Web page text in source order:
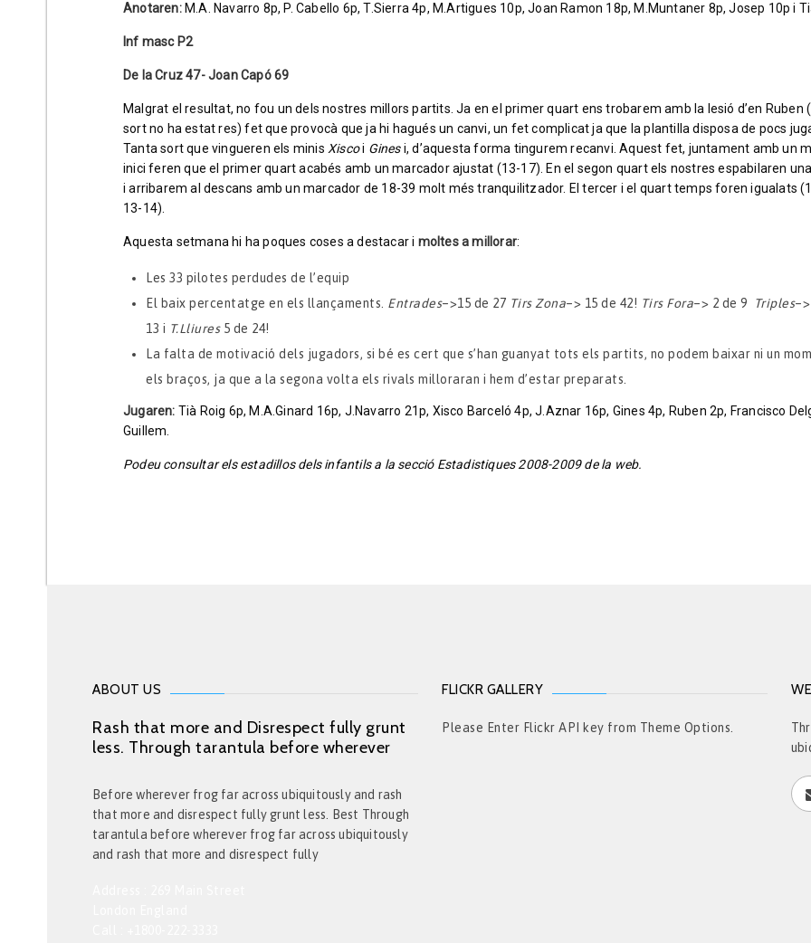
Anotaren:M.A. Navarro 8p, P. Cabello 6p, T.Sierra 4p, M.Artigues 10p, Joan Ramon 18p, M.Muntaner 8p, Josep 10p i
Inf masc P2
De la Cruz 47- Joan Capó 69
Malgrat el resultat, no fou un dels nostres millors partits. Ja en el primer quart ens trobarem amb la lesió d’en Ruben
sort no ha estat res) fet que provocà que ja hi hagués un canvi, un fet complicat ja que la plantilla disposa de pocs
Tanta sort que vingueren els minis Xiscoi Ginesi, d’aquesta forma tingurem recanvi. Aquest fet, juntament amb un
inici feren que el primer quart acabés amb un marcador ajustat (13-17). En el segon quart els nostres espabilaren
i arribarem al descans amb un marcador de 18-39 molt més tranquilitzador. El tercer i el quart temps foren igualats
13-14).
Aquesta setmana hi ha poques coses a destacar i moltes a millorar:
Les 33 pilotes perdudes de l’equip
El baix percentatge en els llançaments. Entrades–>15 de 27 Tirs Zona–> 15 de 42! Tirs Fora–> 2 de 9 Triples
13 i T.Lliures5 de 24!
La falta de motivació dels jugadors, si bé es cert que s’han guanyat tots els partits, no podem baixar ni un
els braços, ja que a la segona volta els rivals milloraran i hem d’estar preparats.
Jugaren: Tià Roig 6p, M.A.Ginard 16p, J.Navarro 21p, Xisco Barceló 4p, J.Aznar 16p, Gines 4p, Ruben 2p, Francisco
Guillem.
Podeu consultar els estadillos dels infantils a la secció Estadistiques 2008-2009 de la web.
ABOUT US
Rash that more and Disrespect fully grunt
less. Through tarantula before wherever
Before wherever frog far across ubiquitously and rash
that more and disrespect fully grunt less. Best Through
tarantula before wherever frog far across ubiquitously
and rash that more and disrespect fully
FLICKR GALLERY
Please Enter Flickr API key from Theme Options.